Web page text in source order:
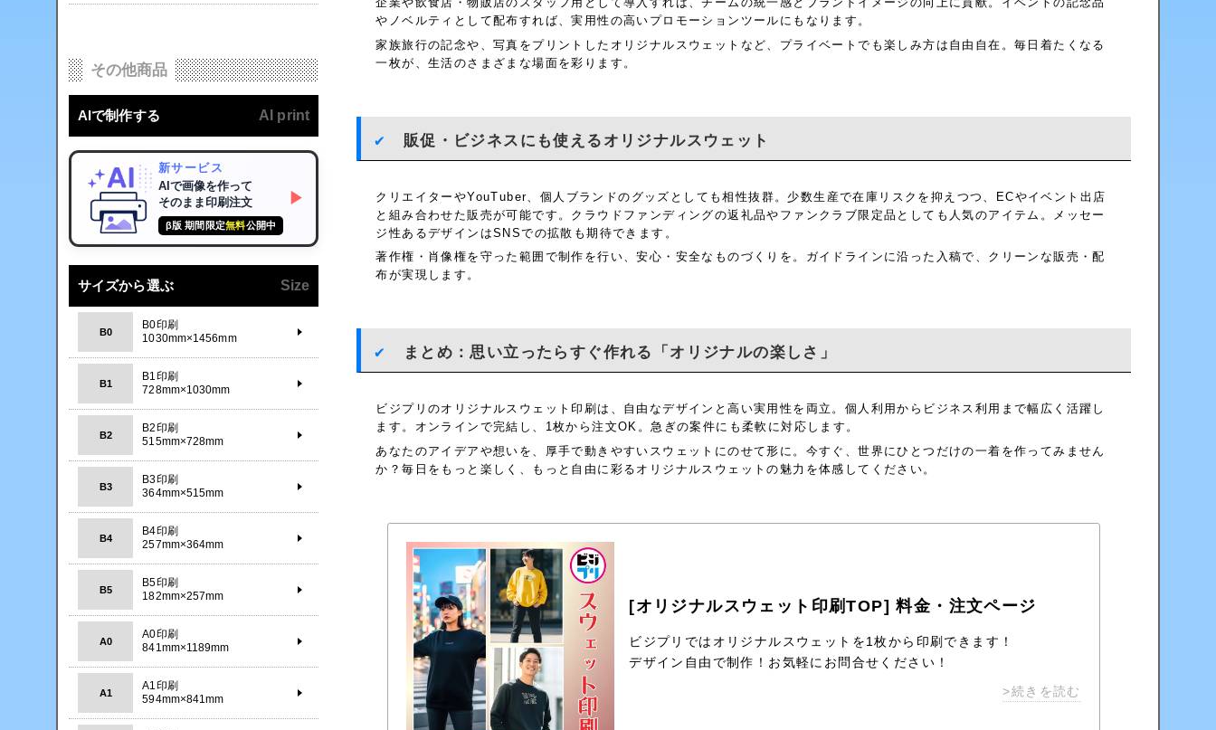
やノベルティとして配布すれば、実用性の高いプロモーションツールにもなります。
家族旅行の記念や、写真をプリントしたオリジナルスウェットなど、プライベートでも楽しみ方は自由自在。毎日着たくなる
一枚が、生活のさまざまな場面を彩ります。
販促・ビジネスにも使えるオリジナルスウェット
クリエイターやYouTuber、個人ブランドのグッズとしても相性抜群。少数生産で在庫リスクを抑えつつ、ECやイベント出店
と組み合わせた販売が可能です。クラウドファンディングの返礼品やファンクラブ限定品としても人気のアイテム。メッセー
ジ性あるデザインはSNSでの拡散も期待できます。
著作権・肖像権を守った範囲で制作を行い、安心・安全なものづくりを。ガイドラインに沿った入稿で、クリーンな販売・配
布が実現します。
まとめ：思い立ったらすぐ作れる「オリジナルの楽しさ」
ビジプリのオリジナルスウェット印刷は、自由なデザインと高い実用性を両立。個人利用からビジネス利用まで幅広く活躍し
ます。オンラインで完結し、1枚から注文OK。急ぎの案件にも柔軟に対応します。
あなたのアイデアや想いを、厚手で動きやすいスウェットにのせて形に。今すぐ、世界にひとつだけの一着を作ってみません
か？毎日をもっと楽しく、もっと自由に彩るオリジナルスウェットの魅力を体感してください。
[オリジナルスウェット印刷TOP] 料金・注文ページ
ビジプリではオリジナルスウェットを1枚から印刷できます！
デザイン自由で制作！お気軽にお問合せください！
>続きを読む
その他商品
AIで制作する AI print
新サービス
AIで画像を作って
そのまま印刷注文
β版 期間限定無料公開中
▶
サイズから選ぶ Size
B0
B0印刷
1030mm×1456mm
B1
B1印刷
728mm×1030mm
B2
B2印刷
515mm×728mm
B3
B3印刷
364mm×515mm
B4
B4印刷
257mm×364mm
B5
B5印刷
182mm×257mm
A0
A0印刷
841mm×1189mm
A1
A1印刷
594mm×841mm